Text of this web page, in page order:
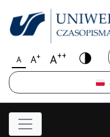
A A+ A++